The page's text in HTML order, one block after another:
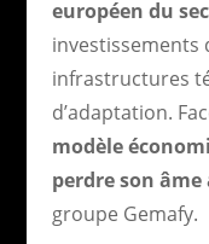
européen du
investissements
infrastructures
d’adaptation.
modèle
perdre son
groupe Gemafy.